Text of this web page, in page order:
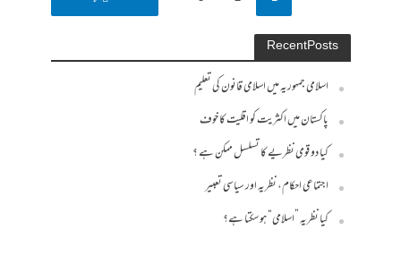
Recent Posts
اسلامی جمہوریہ میں اسلامی قانون کی تعلیم
پاکستان میں اکثریت کو اقلیت کا خوف
کیا دو قومی نظریے کا تسلسل ممکن ہے ؟
اجتماعی احکام، نظریہ اور سیاسی تعبیر
کیا نظریہ ”اسلامی“ ہو سکتا ہے؟